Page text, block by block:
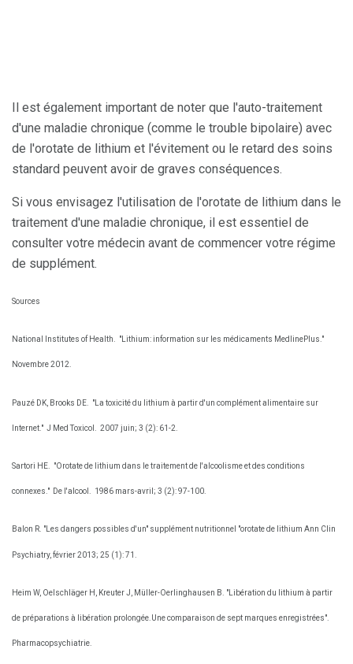
Il est également important de noter que l'auto-traitement
d'une maladie chronique (comme le trouble bipolaire) avec
de l'orotate de lithium et l'évitement ou le retard des soins
standard peuvent avoir de graves conséquences.
Si vous envisagez l'utilisation de l'orotate de lithium dans le
traitement d'une maladie chronique, il est essentiel de
consulter votre médecin avant de commencer votre régime
de supplément.
Sources
National Institutes of Health. "Lithium: information sur les médicaments MedlinePlus."
Novembre 2012.
Pauzé DK, Brooks DE. "La toxicité du lithium à partir d'un complément alimentaire sur
Internet." J Med Toxicol. 2007 juin; 3 (2): 61-2.
Sartori HE. "Orotate de lithium dans le traitement de l'alcoolisme et des conditions
connexes." De l'alcool. 1986 mars-avril; 3 (2): 97-100.
Balon R. "Les dangers possibles d'un" supplément nutritionnel "orotate de lithium Ann Clin
Psychiatry, février 2013; 25 (1): 71.
Heim W, Oelschläger H, Kreuter J, Müller-Oerlinghausen B. "Libération du lithium à partir
de préparations à libération prolongée.Une comparaison de sept marques enregistrées".
Pharmacopsychiatrie.